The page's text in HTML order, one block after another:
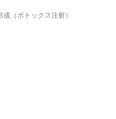
（ボトックス注射）